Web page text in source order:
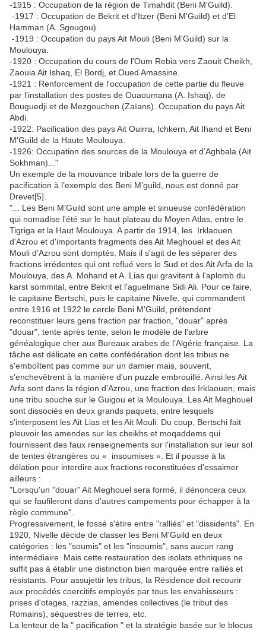
-1915 : Occupation de la région de Timahdit (Beni M'Guild).
-1917 : Occupation de Bekrit et d'Itzer (Beni M'Guild) et d'El
Hamman (A. Sgougou).
-1919 : Occupation du pays Ait Mouli (Beni M'Guild) sur la
Moulouya.
-1920 : Occupation du cours de l'Oum Rebia vers Zaouit Cheikh,
Zaouia Ait Ishaq, El Bordj, et Oued Amassine.
-1921 : Renforcement de l'occupation de cette partie du fleuve
par l'installation des postes de Ouaoumana (A. Ishaq), de
Bouguedji et de Mezgouchen (Zaïans). Occupation du pays Ait
Abdi.
-1922: Pacification des pays Ait Ouirra, Ichkern, Ait Ihand et Beni
M'Guild de la Haute Moulouya.
-1926: Occupation des sources de la Moulouya et d’Aghbala (Ait
Sokhman)..."
Un exemple de la mouvance tribale lors de la guerre de
pacification à l’exemple des Beni M’guild, nous est donné par
Drevet[5].
"... Les Beni M'Guild sont une ample et sinueuse confédération
qui nomadise l'été sur le haut plateau du Moyen Atlas, entre le
Tigriga et la Haut Moulouya. A partir de 1914, les Irklaouen
d'Azrou et d'importants fragments des Ait Meghouel et des Ait
Mouli d'Azrou sont domptés. Mais il s'agit de les séparer des
fractions irrédentes qui ont reflué vers le Sud et des Ait Arfa de la
Moulouya, des A. Mohand et A. Lias qui gravitent à l'aplomb du
karst sommital, entre Bekrit et l'aguelmane Sidi Ali. Pour ce faire,
le capitaine Bertschi, puis le capitaine Nivelle, qui commandent
entre 1916 et 1922 le cercle Beni M'Guild, prétendent
reconstituer leurs gens fraction par fraction, "douar" après
"douar", tente après tente, selon le modèle de l'arbre
généalogique cher aux Bureaux arabes de l’Algérie française. La
tâche est délicate en cette confédération dont les tribus ne
s'emboîtent pas comme sur un damier mais, souvent,
s’enchevêtrent à la manière d'un puzzle embrouillé. Ainsi les Ait
Arfa sont dans la région d’Azrou, une fraction des Irklaouen, mais
une tribu souche sur le Guigou et la Moulouya. Les Ait Meghouel
sont dissociés en deux grands paquets, entre lesquels
s'interposent les Ait Lias et les Ait Mouli. Du coup, Bertschi fait
pleuvoir les amendes sur les cheikhs et moqaddems qui
fournissent des faux renseignements sur l'installation sur leur sol
de tentes étrangères ou « insoumises ». Et il pousse à la
délation pour interdire aux fractions reconstituées d'essaimer
ailleurs :
"Lorsqu'un "douar" Ait Meghouel sera formé, il dénoncera ceux
qui se faufileront dans d'autres campements pour échapper à la
règle commune".
Progressivement, le fossé s'étire entre "ralliés" et "dissidents". En
1920, Nivelle décide de classer les Beni M'Guild en deux
catégories : les "soumis" et les "insoumis", sans aucun rang
intermédiaire. Mais cette restauration des isolats ethniques ne
suffit pas à établir une distinction bien marquée entre ralliés et
résistants. Pour assujettir les tribus, la Résidence doit recourir
aux procédés coercitifs employés par tous les envahisseurs :
prises d'otages, razzias, amendes collectives (le tribut des
Romains), séquestres de terres, etc.
La lenteur de la " pacification " et la stratégie basée sur le blocus